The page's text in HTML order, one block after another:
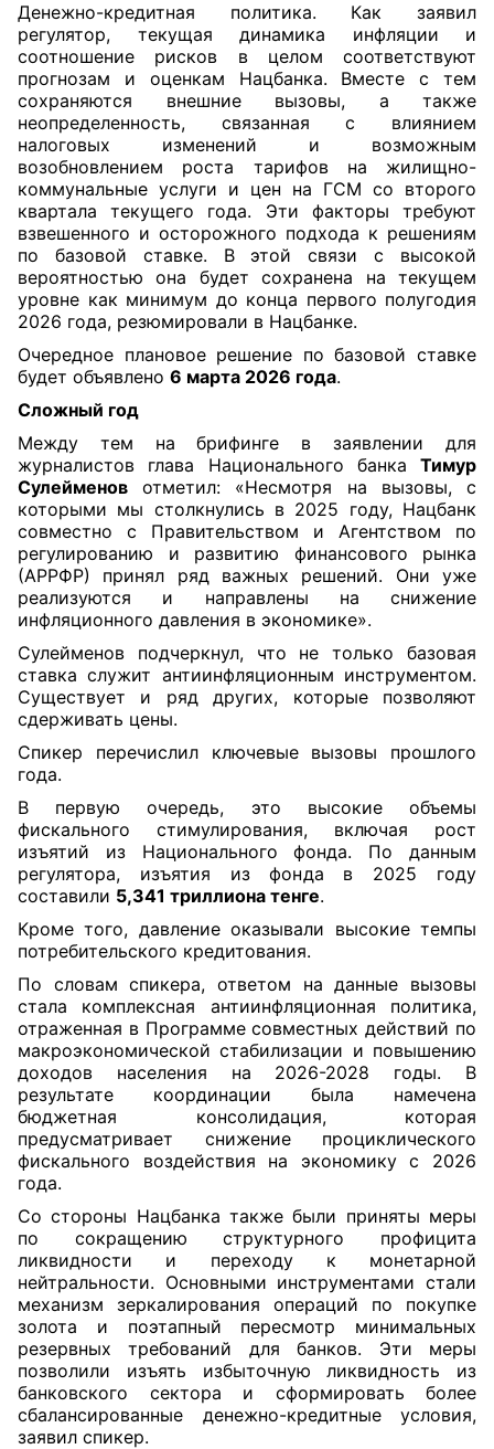
Денежно-кредитная политика. Как заявил
регулятор, текущая динамика инфляции и
соотношение рисков в целом соответствуют
прогнозам и оценкам Нацбанка. Вместе с тем
сохраняются внешние вызовы, а также
неопределенность, связанная с влиянием
налоговых изменений и возможным
возобновлением роста тарифов на жилищно-
коммунальные услуги и цен на ГСМ со второго
квартала текущего года. Эти факторы требуют
взвешенного и осторожного подхода к решениям
по базовой ставке. В этой связи с высокой
вероятностью она будет сохранена на текущем
уровне как минимум до конца первого полугодия
2026 года, резюмировали в Нацбанке.
Очередное плановое решение по базовой ставке
будет объявлено 6 марта 2026 года.
Сложный год
Между тем на брифинге в заявлении для
журналистов глава Национального банка Тимур
Сулейменов отметил: «Несмотря на вызовы, с
которыми мы столкнулись в 2025 году, Нацбанк
совместно с Правительством и Агентством по
регулированию и развитию финансового рынка
(АРРФР) принял ряд важных решений. Они уже
реализуются и направлены на снижение
инфляционного давления в экономике».
Сулейменов подчеркнул, что не только базовая
ставка служит антиинфляционным инструментом.
Существует и ряд других, которые позволяют
сдерживать цены.
Спикер перечислил ключевые вызовы прошлого
года.
В первую очередь, это высокие объемы
фискального стимулирования, включая рост
изъятий из Национального фонда. По данным
регулятора, изъятия из фонда в 2025 году
составили 5,341 триллиона тенге.
Кроме того, давление оказывали высокие темпы
потребительского кредитования.
По словам спикера, ответом на данные вызовы
стала комплексная антиинфляционная политика,
отраженная в Программе совместных действий по
макроэкономической стабилизации и повышению
доходов населения на 2026-2028 годы. В
результате координации была намечена
бюджетная консолидация, которая
предусматривает снижение проциклического
фискального воздействия на экономику с 2026
года.
Со стороны Нацбанка также были приняты меры
по сокращению структурного профицита
ликвидности и переходу к монетарной
нейтральности. Основными инструментами стали
механизм зеркалирования операций по покупке
золота и поэтапный пересмотр минимальных
резервных требований для банков. Эти меры
позволили изъять избыточную ликвидность из
банковского сектора и сформировать более
сбалансированные денежно-кредитные условия,
заявил спикер.